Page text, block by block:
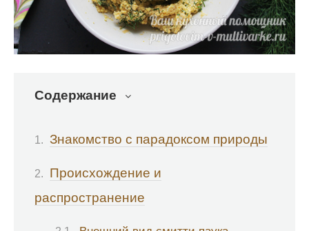
Содержание
Знакомство с парадоксом природы
Происхождение и
распространение